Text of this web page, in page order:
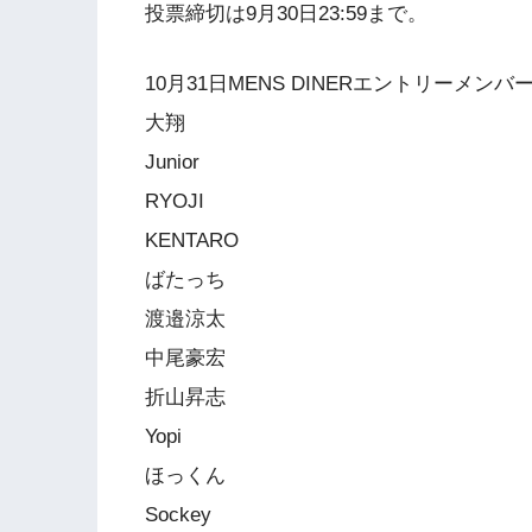
投票締切は9月30日23:59まで。
10月31日MENS DINERエントリーメンバ
大翔
Junior
RYOJI
KENTARO
ばたっち
渡邉涼太
中尾豪宏
折山昇志
Yopi
ほっくん
Sockey